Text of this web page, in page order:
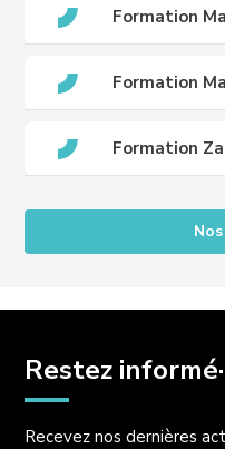
Formation
Formation
Formation
Restez
Recevez nos dernières